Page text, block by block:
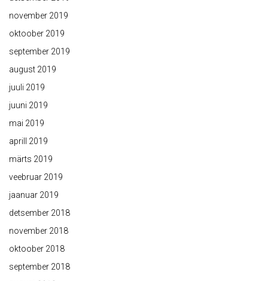
november 2019
oktoober 2019
september 2019
august 2019
juuli 2019
juuni 2019
mai 2019
aprill 2019
märts 2019
veebruar 2019
jaanuar 2019
detsember 2018
november 2018
oktoober 2018
september 2018